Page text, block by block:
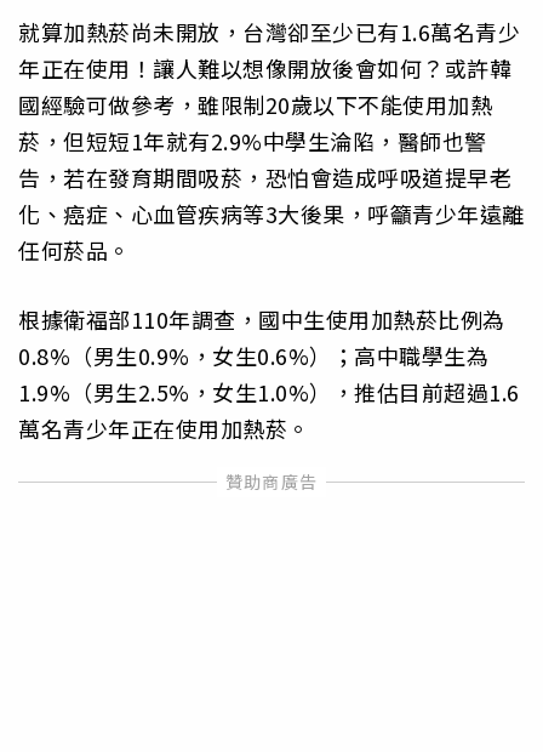
就算加熱菸尚未開放，台灣卻至少已有1.6萬名青少
年正在使用！讓人難以想像開放後會如何？或許韓
國經驗可做參考，雖限制20歲以下不能使用加熱
菸，但短短1年就有2.9%中學生淪陷，醫師也警
告，若在發育期間吸菸，恐怕會造成呼吸道提早老
化、癌症、心血管疾病等3大後果，呼籲青少年遠離
任何菸品。
根據衛福部110年調查，國中生使用加熱菸比例為
0.8%（男生0.9%，女生0.6%）；高中職學生為
1.9%（男生2.5%，女生1.0%），推估目前超過1.6
萬名青少年正在使用加熱菸。